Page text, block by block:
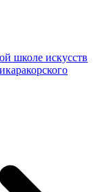
школе искусств